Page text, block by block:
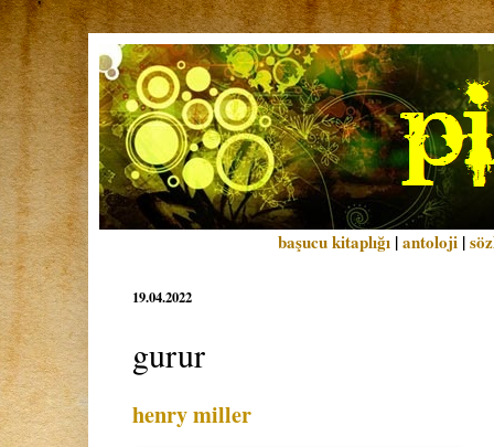
başucu kitaplığı |antoloji |
19.04.2022
gurur
henry miller